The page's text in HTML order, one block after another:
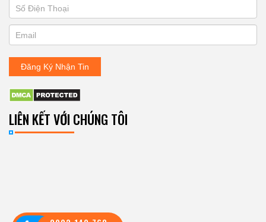
ĐĂNG
KÝ
NHẬN
BẢN
TIN
you
are
human,
leave
this
blank.
Đăng Ký Nhận Tin
LIÊN KẾT VỚI CHÚNG TÔI